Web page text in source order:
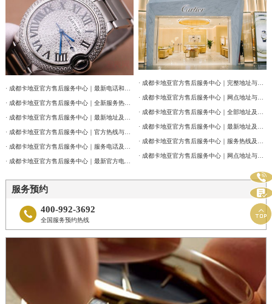
· 成都卡地亚官方售后服务中心｜全新服务热线及门店地址权威信息公告（2026年7月最新）
· 成都卡地亚官方售后服务中心｜官方热线与门店地址权威信息公示（2026年7月最新）
· 成都卡地亚官方售后服务中心｜最新官方电话和维修地址权威信息通告（2026年7月最新）
服务预约
 400-992-3692
全国服务预约热线


